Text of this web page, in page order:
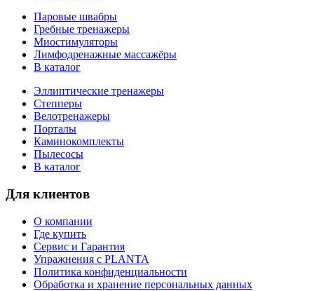
Паровые швабры
Гребные тренажеры
Миостимуляторы
Лимфодренажные массажёры
В каталог
Эллиптические тренажеры
Степперы
Велотренажеры
Порталы
Каминокомплекты
Пылесосы
В каталог
Для клиентов
О компании
Где купить
Сервис и Гарантия
Упражнения с PLANTA
Политика конфиденциальности
Обработка и хранение персональных данных